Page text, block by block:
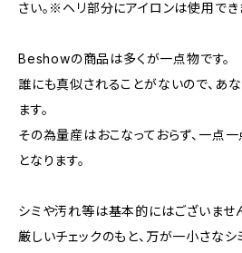
さい。※ヘリ部分にアイロンは使用でき
Beshowの商品は多くが一点物です。
誰にも真似されることがないので、あ
ます。
その為量産はおこなっておらず、一点
となります。
シミや汚れ等は基本的にはございませ
厳しいチェックのもと、万が一小さな